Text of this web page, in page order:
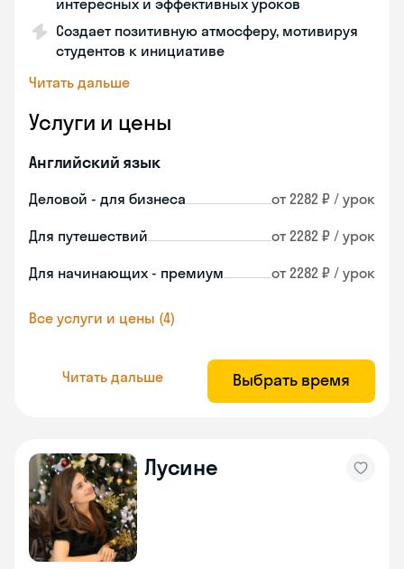
интересных и эффективных уроков
Создает позитивную атмосферу, мотивируя
студентов к инициативе
Читать дальше
Услуги и цены
Английский язык
Деловой - для бизнеса от 2282 ₽ / урок
Для путешествий от 2282 ₽ / урок
Для начинающих - премиум от 2282 ₽ / урок
Все услуги и цены (4)
Читать дальше Выбрать время
Лусине